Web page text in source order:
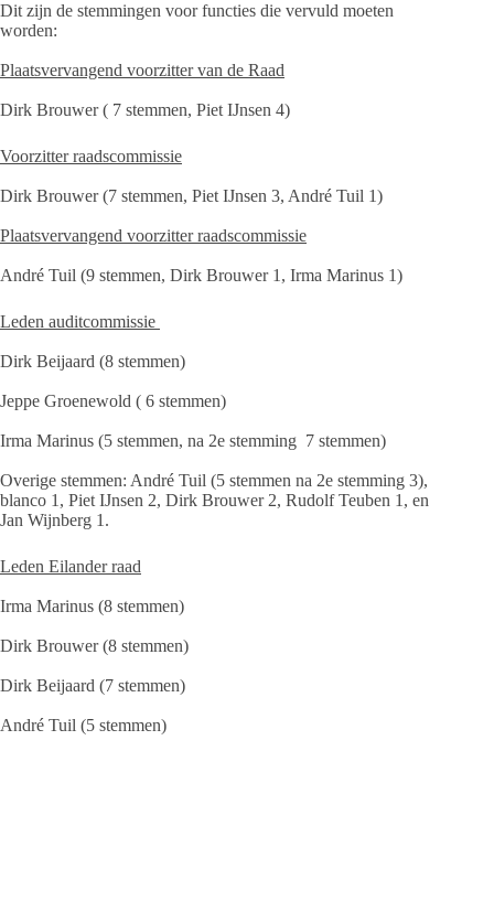
Dit zijn de stemmingen voor functies die vervuld moeten
worden:
Plaatsvervangend voorzitter van de Raad
Dirk Brouwer ( 7 stemmen, Piet IJnsen 4)
Voorzitter raadscommissie
Dirk Brouwer (7 stemmen, Piet IJnsen 3, André Tuil 1)
Plaatsvervangend voorzitter raadscommissie
André Tuil (9 stemmen, Dirk Brouwer 1, Irma Marinus 1)
Leden auditcommissie
Dirk Beijaard (8 stemmen)
Jeppe Groenewold ( 6 stemmen)
Irma Marinus (5 stemmen, na 2e stemming 7 stemmen)
Overige stemmen: André Tuil (5 stemmen na 2e stemming 3),
blanco 1, Piet IJnsen 2, Dirk Brouwer 2, Rudolf Teuben 1, en
Jan Wijnberg 1.
Leden Eilander raad
Irma Marinus (8 stemmen)
Dirk Brouwer (8 stemmen)
Dirk Beijaard (7 stemmen)
André Tuil (5 stemmen)